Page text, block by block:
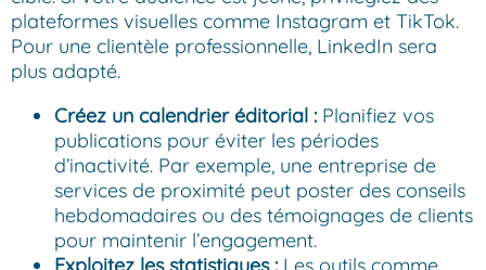
plateformes visuelles comme Instagram et TikTok.
Pour une clientèle professionnelle, LinkedIn sera
plus adapté.
Créez un calendrier éditorial :Planifiez vos
publications pour éviter les périodes
d’inactivité. Par exemple, une entreprise de
services de proximité peut poster des conseils
hebdomadaires ou des témoignages de clients
pour maintenir l’engagement.